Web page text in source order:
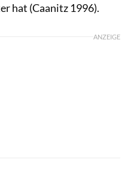
hat (Caanitz 1996).
ANZEIGE